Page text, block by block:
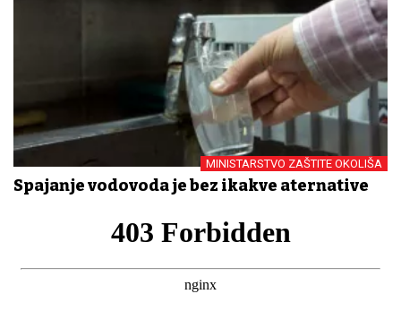
MINISTARSTVO ZAŠTITE OKOLIŠA
Spajanje vodovoda je bez ikakve aternative